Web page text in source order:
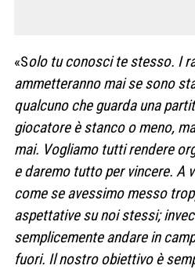
«Solo tu conosci te stesso. I
ammetteranno mai se sono
qualcuno che guarda una
giocatore è stanco o meno,
mai. Vogliamo tutti rendere
e daremo tutto per vincere. A
come se avessimo messo
aspettative su noi stessi;
semplicemente andare in
fuori. Il nostro obiettivo è